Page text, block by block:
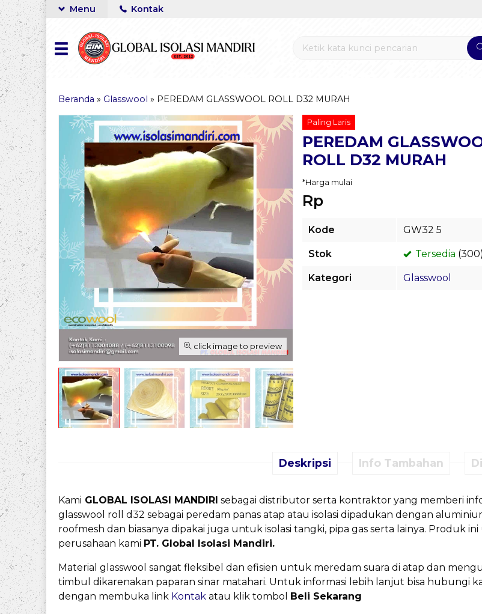
Menu Kontak
Beranda » Glasswool » PEREDAM GLASSWOOL ROLL D32 MURAH
click image to preview
Paling Laris
PEREDAM
ROLL D32 MURAH
*Harga mulai
Rp
Kode GW32 5
Stok Tersedia (300)
Kategori Glasswool
Deskripsi Info Tambahan
Kami GLOBAL ISOLASI MANDIRI sebagai distributor serta kontraktor yang memberi
glasswool roll d32 sebagai peredam panas atap atau isolasi dipadukan dengan
roofmesh dan biasanya dipakai juga untuk isolasi tangki, pipa gas serta lainya. Produk
perusahaan kami PT. Global Isolasi Mandiri.
Material glasswool sangat fleksibel dan efisien untuk meredam suara di atap dan
timbul dikarenakan paparan sinar matahari. Untuk informasi lebih lanjut bisa hubungi
dengan membuka link Kontak atau klik tombol Beli Sekarang